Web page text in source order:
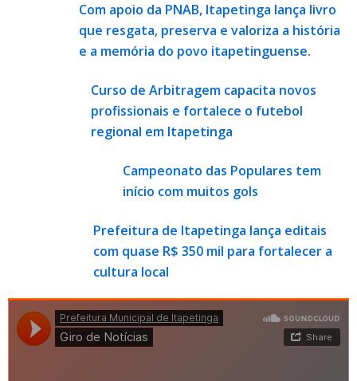
Com apoio da PNAB, Itapetinga lança livro
que resgata, preserva e valoriza a história
e a memória do povo itapetinguense.
Curso de Arbitragem capacita novos
profissionais e fortalece o futebol
regional em Itapetinga
Campeonato das Populares tem
início com muitos gols
Prefeitura de Itapetinga lança editais
com quase R$ 350 mil para fortalecer a
cultura local